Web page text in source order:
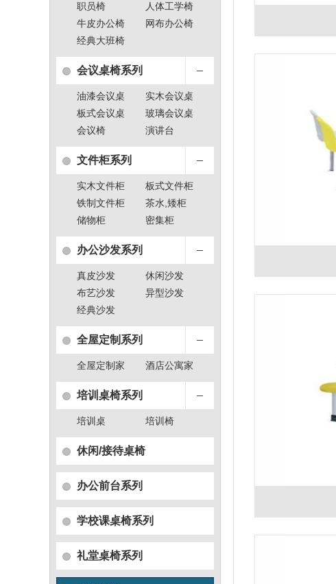
职员椅
人体工学椅
牛皮办公椅
网布办公椅
经典大班椅
会议桌椅系列
油漆会议桌
实木会议桌
板式会议桌
玻璃会议桌
会议椅
演讲台
文件柜系列
实木文件柜
板式文件柜
铁制文件柜
茶水,矮柜
储物柜
密集柜
办公沙发系列
真皮沙发
休闲沙发
布艺沙发
异型沙发
经典沙发
全屋定制系列
全屋定制家
具
酒店公寓家
具
培训桌椅系列
培训桌 培训椅
休闲/接待桌椅
办公前台系列
学校课桌椅系列
礼堂桌椅系列